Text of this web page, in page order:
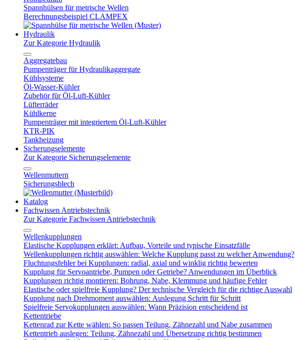
Spannhülsen für metrische Wellen
Berechnungsbeispiel CLAMPEX
Hydraulik
Zur Kategorie Hydraulik
Aggregatebau
Pumpenträger für Hydraulikaggregate
Kühlsysteme
Öl-Wasser-Kühler
Zubehör für Öl-Luft-Kühler
Lüfterräder
Kühlkerne
Pumpenträger mit integriertem Öl-Luft-Kühler
KTR-PIK
Tankheizung
Sicherungselemente
Zur Kategorie Sicherungselemente
Wellenmuttern
Sicherungsblech
Katalog
Fachwissen Antriebstechnik
Zur Kategorie Fachwissen Antriebstechnik
Wellenkupplungen
Elastische Kupplungen erklärt: Aufbau, Vorteile und typische Einsatzfälle
Wellenkupplungen richtig auswählen: Welche Kupplung passt zu welcher Anwendung?
Fluchtungsfehler bei Kupplungen: radial, axial und winklig richtig bewerten
Kupplung für Servoantriebe, Pumpen oder Getriebe? Anwendungen im Überblick
Kupplungen richtig montieren: Bohrung, Nabe, Klemmung und häufige Fehler
Elastische oder spielfreie Kupplung? Der technische Vergleich für die richtige Auswahl
Kupplung nach Drehmoment auswählen: Auslegung Schritt für Schritt
Spielfreie Servokupplungen auswählen: Wann Präzision entscheidend ist
Kettentriebe
Kettenrad zur Kette wählen: So passen Teilung, Zähnezahl und Nabe zusammen
Kettentrieb auslegen: Teilung, Zähnezahl und Übersetzung richtig bestimmen